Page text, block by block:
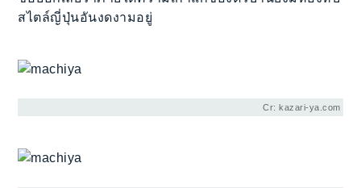
สไตล์ญี่ปุ่นอันงดงามอยู่
Cr: kazari-ya.com